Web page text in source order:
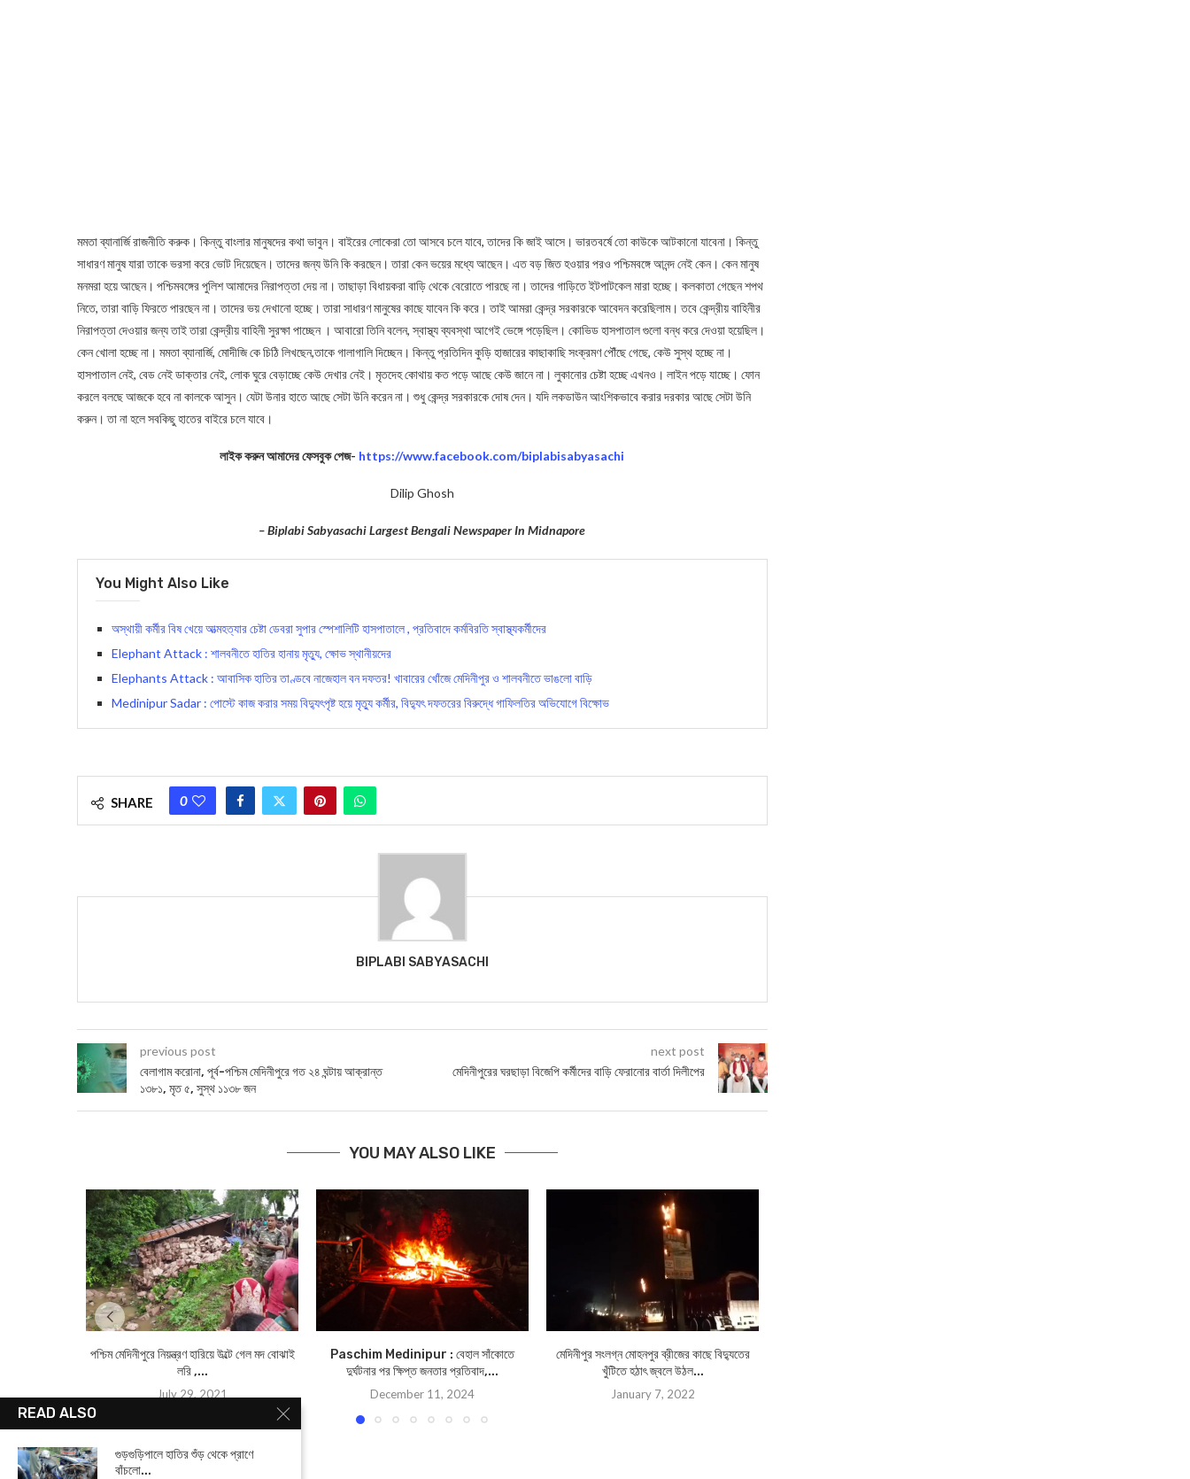
মমতা ব্যানার্জি রাজনীতি করুক। কিন্তু বাংলার মানুষদের কথা ভাবুন। বাইরের লোকেরা তো আসবে চলে যাবে, তাদের কি জাই আসে। ভারতবর্ষে তো কাউকে আটকানো যাবেনা। কিন্তু
সাধারণ মানুষ যারা তাকে ভরসা করে ভোট দিয়েছেন। তাদের জন্য উনি কি করছেন। তারা কেন ভয়ের মধ্যে আছেন। এত বড় জিত হওয়ার পরও পশ্চিমবঙ্গে আনন্দ নেই কেন। কেন মানুষ
মনমরা হয়ে আছেন। পশ্চিমবঙ্গের পুলিশ আমাদের নিরাপত্তা দেয় না। তাছাড়া বিধায়করা বাড়ি থেকে বেরোতে পারছে না। তাদের গাড়িতে ইটপাটকেল মারা হচ্ছে। কলকাতা গেছেন শপথ
নিতে, তারা বাড়ি ফিরতে পারছেন না। তাদের ভয় দেখানো হচ্ছে। তারা সাধারণ মানুষের কাছে যাবেন কি করে। তাই আমরা কেন্দ্র সরকারকে আবেদন করেছিলাম। তবে কেন্দ্রীয় বাহিনীর
নিরাপত্তা দেওয়ার জন্য তাই তারা কেন্দ্রীয় বাহিনী সুরক্ষা পাচ্ছেন । আবারো তিনি বলেন, স্বাস্থ্য ব্যবস্থা আগেই ভেঙ্গে পড়েছিল। কোভিড হাসপাতাল গুলো বন্ধ করে দেওয়া হয়েছিল।
কেন খোলা হচ্ছে না। মমতা ব্যানার্জি, মোদীজি কে চিঠি লিখছেন,তাকে গালাগালি দিচ্ছেন। কিন্তু প্রতিদিন কুড়ি হাজারের কাছাকাছি সংক্রমণ পৌঁছে গেছে, কেউ সুস্থ হচ্ছে না।
হাসপাতাল নেই, বেড নেই ডাক্তার নেই, লোক ঘুরে বেড়াচ্ছে কেউ দেখার নেই। মৃতদেহ কোথায় কত পড়ে আছে কেউ জানে না। লুকানোর চেষ্টা হচ্ছে এখনও। লাইন পড়ে যাচ্ছে। ফোন
করলে বলছে আজকে হবে না কালকে আসুন। যেটা উনার হাতে আছে সেটা উনি করেন না। শুধু কেন্দ্র সরকারকে দোষ দেন। যদি লকডাউন আংশিকভাবে করার দরকার আছে সেটা উনি
করুন। তা না হলে সবকিছু হাতের বাইরে চলে যাবে।
লাইক করুন আমাদের ফেসবুক পেজ- https://www.facebook.com/biplabisabyasachi
Dilip Ghosh
– Biplabi Sabyasachi Largest Bengali Newspaper In Midnapore
You Might Also Like
অস্থায়ী কর্মীর বিষ খেয়ে আত্মহত্যার চেষ্টা ডেবরা সুপার স্পেশালিটি হাসপাতালে , প্রতিবাদে কর্মবিরতি স্বাস্থ্যকর্মীদের
Elephant Attack : শালবনীতে হাতির হানায় মৃত্যু, ক্ষোভ স্থানীয়দের
Elephants Attack : আবাসিক হাতির তাণ্ডবে নাজেহাল বন দফতর! খাবারের খোঁজে মেদিনীপুর ও শালবনীতে ভাঙলো বাড়ি
Medinipur Sadar : পোস্টে কাজ করার সময় বিদ্যুৎপৃষ্ট হয়ে মৃত্যু কর্মীর, বিদ্যুৎ দফতরের বিরুদ্ধে গাফিলতির অভিযোগে বিক্ষোভ
SHARE 0
BIPLABI SABYASACHI
previous post
বেলাগাম করোনা, পূর্ব-পশ্চিম মেদিনীপুরে গত ২৪ ঘন্টায় আক্রান্ত
১৩৮১, মৃত ৫, সুস্থ ১১৩৮ জন
next post
মেদিনীপুরের ঘরছাড়া বিজেপি কর্মীদের বাড়ি ফেরানোর বার্তা দিলীপের
YOU MAY ALSO LIKE
পশ্চিম মেদিনীপুরে নিয়ন্ত্রণ হারিয়ে উল্টে গেল মদ বোঝাই
লরি ,...
July 29, 2021
Paschim Medinipur : বেহাল সাঁকোতে
দুর্ঘটনার পর ক্ষিপ্ত জনতার প্রতিবাদ,...
December 11, 2024
মেদিনীপুর সংলগ্ন মোহনপুর ব্রীজের কাছে বিদ্যুতের
খুঁটিতে হঠাৎ জ্বলে উঠল...
January 7, 2022
READ ALSO
গুড়গুড়িপালে হাতির শুঁড় থেকে প্রাণে
বাঁচলো...